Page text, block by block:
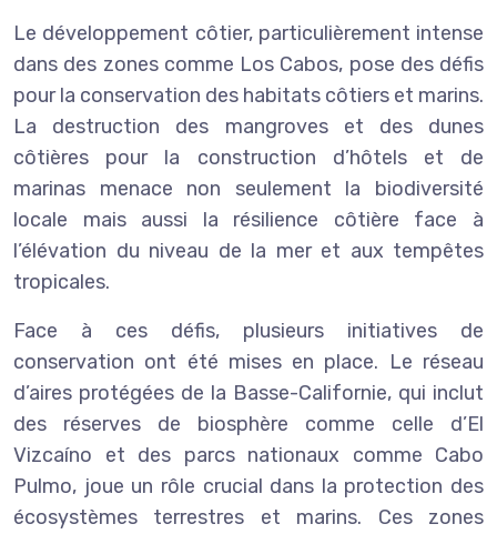
Le développement côtier, particulièrement intense
dans des zones comme Los Cabos, pose des défis
pour la conservation des habitats côtiers et marins.
La destruction des mangroves et des dunes
côtières pour la construction d’hôtels et de
marinas menace non seulement la biodiversité
locale mais aussi la résilience côtière face à
l’élévation du niveau de la mer et aux tempêtes
tropicales.
Face à ces défis, plusieurs initiatives de
conservation ont été mises en place. Le réseau
d’aires protégées de la Basse-Californie, qui inclut
des réserves de biosphère comme celle d’El
Vizcaíno et des parcs nationaux comme Cabo
Pulmo, joue un rôle crucial dans la protection des
écosystèmes terrestres et marins. Ces zones